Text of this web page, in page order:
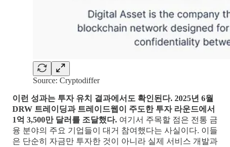
Source: Cryptodiffer
이런 성과는 투자 유치 결과에서도 확인된다. 2025년 6월
DRW 트레이딩과 트레이드웹이 주도한 투자 라운드에서
1억 3,500만 달러를 조달했다. 여기서 주목할 점은 전통 금
융 분야의 주요 기업들이 대거 참여했다는 사실이다. 이들
은 단순히 자금만 투자한 것이 아니라 실제 서비스 개발과